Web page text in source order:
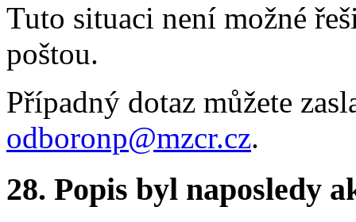
Tuto situaci není možné
poštou.
Případný dotaz můžete
odboronp@mzcr.cz.
28. Popis byl naposledy